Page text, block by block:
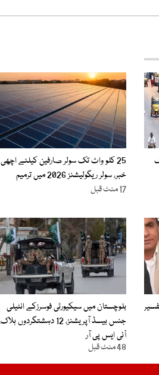
25 کلو واٹ تک سولر صارفین کیلئے اچھی
خبر، سولر ریگولیشنز 2026 میں ترمیم
17 منٹ قبل
بلوچستان میں سیکیورٹی فوسرزکے انٹیلی
جنس بیسڈ آپریشنز، 12 دہشتگردوں
آئی ایس پی آر
48 منٹ قبل